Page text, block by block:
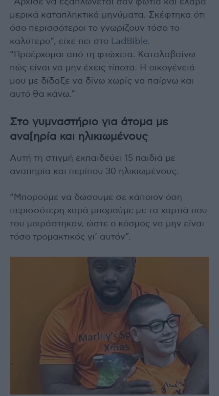
“Άρχισε να εξαπλώνεται σαν φωτιά και έλαβα
μερικά καταπληκτικά μηνύματα. Σκέφτηκα ότι
όσο περισσότεροι το γνωρίζουν τόσο το
καλύτερο”, είχε πει στο LadBible.
“Προέρχομαι από τη φτώχεια. Καταλαβαίνω
πώς είναι να μην έχεις τίποτα. Η οικογένειά
μου με δίδαξε να δίνω χωρίς να παίρνω και
αυτό θα κάνω.”
Στο γυμναστήριο για άτομα με
ανα[ηρία και ηλικιωμένους
Αυτή τη στιγμή εκπαιδεύει 15 παιδιά με
αναπηρία και περίπου 30 ηλικιωμένους.
“Μπορούμε να δώσουμε σε κάποιον όση
περισσότερη χαρά μπορούμε με τα χαρτιά που
του μοιράστηκαν, ώστε ο κόσμος να μην είναι
τόσο τρομακτικός γι’ αυτόν”.